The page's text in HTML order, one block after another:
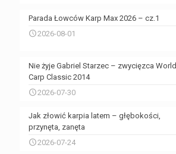
Parada Łowców Karp Max 2026 – cz.1
2026-08-01
Nie żyje Gabriel Starzec – zwycięzca World
Carp Classic 2014
2026-07-30
Jak złowić karpia latem – głębokości,
przynęta, zanęta
2026-07-24